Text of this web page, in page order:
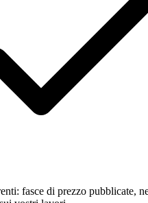
fasce di prezzo pubblicate,